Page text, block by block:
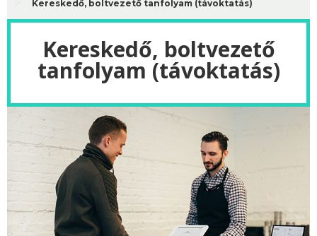
Kereskedő, boltvezető tanfolyam (távoktatás)
Kereskedő, boltvezető
tanfolyam (távoktatás)